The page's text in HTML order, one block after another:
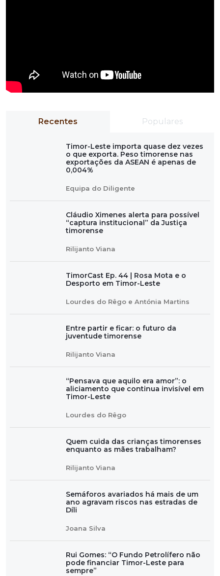
Recentes Populares
Timor-Leste importa quase dez vezes
o que exporta. Peso timorense nas
exportações da ASEAN é apenas de
0,004%
Equipa do Diligente
Cláudio Ximenes alerta para possível
“captura institucional” da Justiça
timorense
Rilijanto Viana
TimorCast Ep. 44 | Rosa Mota e o
Desporto em Timor-Leste
Lourdes do Rêgo e Antónia Martins
Entre partir e ficar: o futuro da
juventude timorense
Rilijanto Viana
“Pensava que aquilo era amor”: o
aliciamento que continua invisível em
Timor-Leste
Lourdes do Rêgo
Quem cuida das crianças timorenses
enquanto as mães trabalham?
Rilijanto Viana
Semáforos avariados há mais de um
ano agravam riscos nas estradas de
Díli
Joana Silva
Rui Gomes: “O Fundo Petrolífero não
pode financiar Timor-Leste para
sempre”